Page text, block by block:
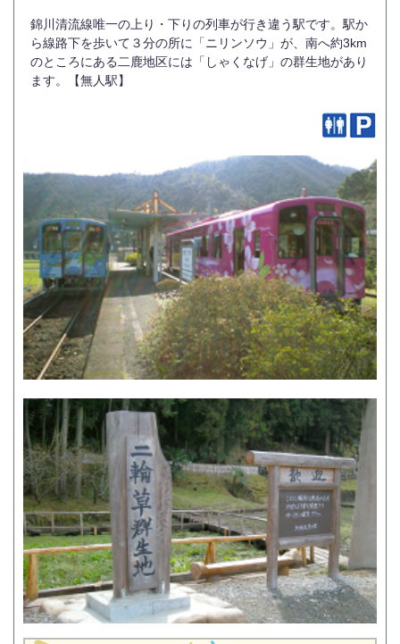
錦川清流線唯一の上り・下りの列車が行き違う駅です。駅か
ら線路下を歩いて３分の所に「ニリンソウ」が、南へ約3km
のところにある二鹿地区には「しゃくなげ」の群生地があり
ます。【無人駅】
錦川鉄道株式会社
山口県岩国市錦町広瀬7873-9
TEL:0827-72-2002
SEIRYU通信
鉄印帳デジタル『錦川鉄道キハ40‐1009デビュー9周年記念・デジタル鉄
印第二弾』の発売について
「柳井金魚ちょうちんトレイン2026」・「とことこトレイン×柳井金魚
ちょうちん」走行中！
錦川鉄道錦川清流線・開業３９周年
鉄印の発売について（R8/7月更新）
リンク集
岩国市
錦川観光協会
YAMAGUCHI MAGIC!
第三セクター鉄道等協議会
HOME 会社概要 個人情報について 安全報告 お問い合わせ
採用情報